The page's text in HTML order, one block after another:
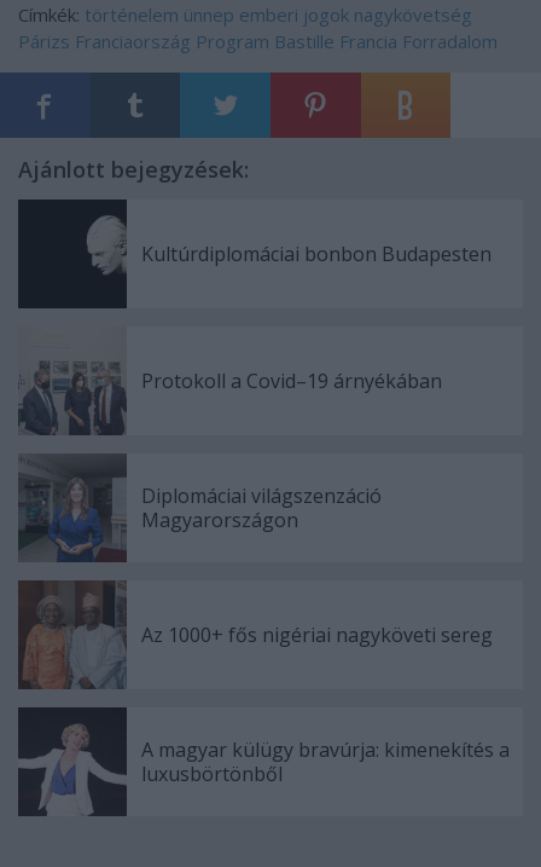
Címkék: történelem ünnep emberi jogok nagykövetség
Párizs Franciaország Program Bastille Francia Forradalom
Ajánlott bejegyzések:
Kultúrdiplomáciai bonbon Budapesten
Protokoll a Covid–19 árnyékában
Diplomáciai világszenzáció
Magyarországon
Az 1000+ fős nigériai nagyköveti sereg
A magyar külügy bravúrja: kimenekítés a
luxusbörtönből